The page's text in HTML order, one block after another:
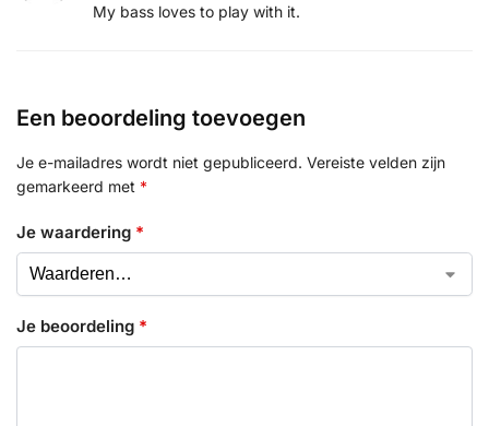
My bass loves to play with it.
Een beoordeling toevoegen
Je e-mailadres wordt niet gepubliceerd. Vereiste velden zijn
gemarkeerd met *
Je waardering *
Je beoordeling *